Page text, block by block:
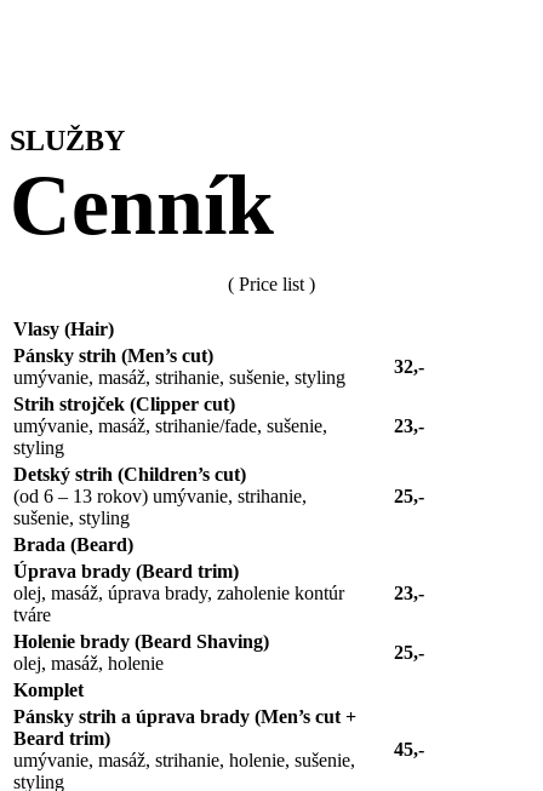
SLUŽBY
Cenník
( Price list )
Vlasy (Hair)
Pánsky strih (Men’s cut)
umývanie, masáž, strihanie, sušenie, styling
32,-
Strih strojček (Clipper cut)
umývanie, masáž, strihanie/fade, sušenie,
styling
23,-
Detský strih (Children’s cut)
(od 6 – 13 rokov) umývanie, strihanie,
sušenie, styling
25,-
Brada (Beard)
Úprava brady (Beard trim)
olej, masáž, úprava brady, zaholenie kontúr
tváre
23,-
Holenie brady (Beard Shaving)
olej, masáž, holenie
25,-
Komplet
Pánsky strih a úprava brady (Men’s cut +
Beard trim)
umývanie, masáž, strihanie, holenie, sušenie,
styling
45,-